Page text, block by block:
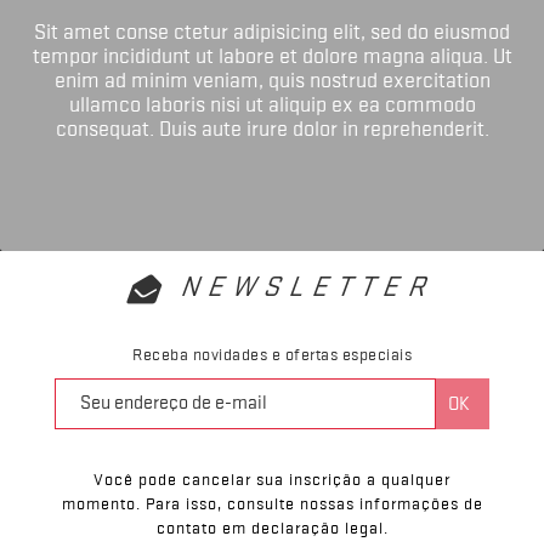
Sit amet conse ctetur adipisicing elit, sed do eiusmod
tempor incididunt ut labore et dolore magna aliqua. Ut
enim ad minim veniam, quis nostrud exercitation
ullamco laboris nisi ut aliquip ex ea commodo
consequat. Duis aute irure dolor in reprehenderit.
NEWSLETTER
Receba novidades e ofertas especiais
Você pode cancelar sua inscrição a qualquer
momento. Para isso, consulte nossas informações de
contato em declaração legal.